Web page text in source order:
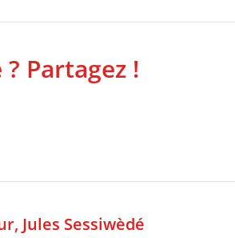
Partagez !
Jules Sessiwèdé